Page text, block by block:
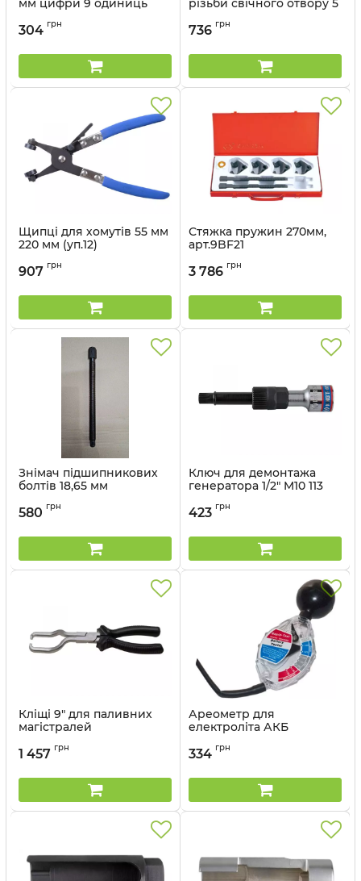
мм цифри 9 одиниць
304 грн
різьби свічного отвору 5
Артикул:
736 грн
Щипці для хомутів 55 мм
220 мм (уп.12)
907 грн
Стяжка пружин 270мм,
арт.9BF21
3 786 грн
Знімач підшипникових
болтів 18,65 мм
580 грн
Ключ для демонтажа
генератора 1/2" M10 113
Артикул:
423 грн
Кліщі 9" для паливних
магістралей
1 457 грн
Ареометр для
електроліта АКБ
334 грн